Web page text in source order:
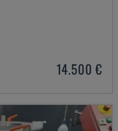
14.500 €